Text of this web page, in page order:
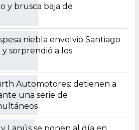
y brusca baja de
niebla envolvió Santiago
sorprendió a los
Automotores: detienen a
una serie de